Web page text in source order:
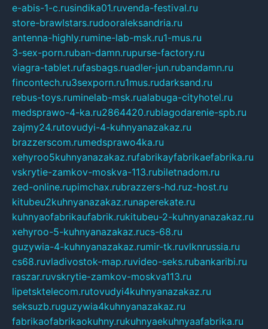
e-abis-1-c.rusindika01.ruvenda-festival.ru
store-brawlstars.rudooraleksandria.ru
antenna-highly.rumine-lab-msk.ru1-mus.ru
3-sex-porn.ruban-damn.rupurse-factory.ru
viagra-tablet.rufasbags.ruadler-jun.rubandamn.ru
fincontech.ru3sexporn.ru1mus.rudarksand.ru
rebus-toys.ruminelab-msk.rualabuga-cityhotel.ru
medsprawo-4-ka.ru2864420.rublagodarenie-spb.ru
zajmy24.rutovudyi-4-kuhnyanazakaz.ru
brazzerscom.rumedsprawo4ka.ru
xehyroo5kuhnyanazakaz.rufabrikayfabrikaefabrika.ru
vskrytie-zamkov-moskva-113.rubiletnadom.ru
zed-online.rupimchax.rubrazzers-hd.ruz-host.ru
kitubeu2kuhnyanazakaz.runaperekate.ru
kuhnyaofabrikaufabrik.rukitubeu-2-kuhnyanazakaz.ru
xehyroo-5-kuhnyanazakaz.rucs-68.ru
guzywia-4-kuhnyanazakaz.rumir-tk.ruvlknrussia.ru
cs68.ruvladivostok-map.ruvideo-seks.rubankaribi.ru
raszar.ruvskrytie-zamkov-moskva113.ru
lipetsktelecom.rutovudyi4kuhnyanazakaz.ru
seksuzb.ruguzywia4kuhnyanazakaz.ru
fabrikaofabrikaokuhny.rukuhnyaekuhnyaafabrika.ru